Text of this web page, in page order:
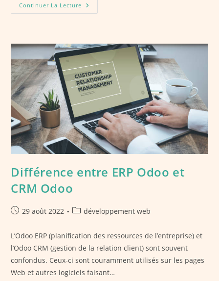
Continuer La Lecture Comment
Choisir
Programmation
?
Différence entre ERP Odoo et
CRM Odoo
Publication
29 août 2022
Postdéveloppement web
L’Odoo ERP (planification des ressources de l’entreprise) et
l’Odoo CRM (gestion de la relation client) sont souvent
confondus. Ceux-ci sont couramment utilisés sur les pages
Web et autres logiciels faisant…